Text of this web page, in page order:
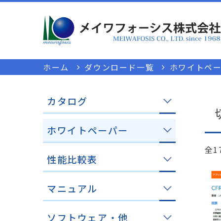
ホーム ダウンロード一覧 ホワイトペ
カタログ
ホワイトペーパー
性能比較表
マニュアル
ソフトウェア・他
全